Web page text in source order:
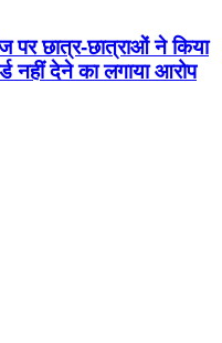
पर छात्र-छात्राओं ने किया
नहीं देने का लगाया आरोप